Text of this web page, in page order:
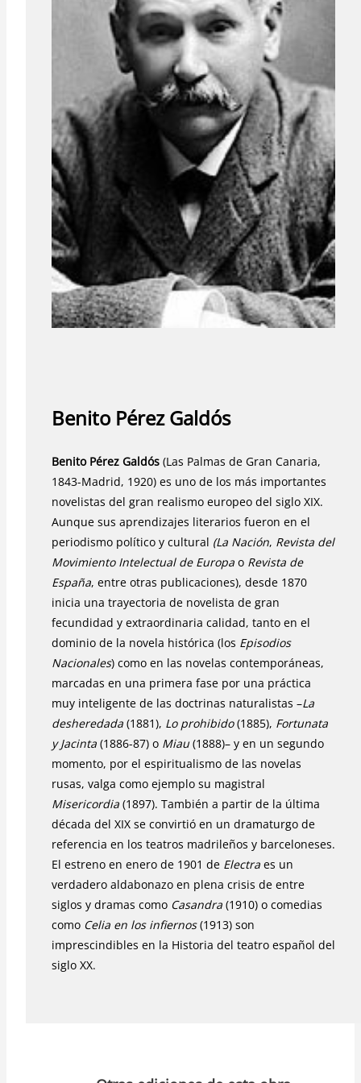
Benito Pérez Galdós
Benito Pérez Galdós (Las Palmas de Gran Canaria,
1843-Madrid, 1920) es uno de los más importantes
novelistas del gran realismo europeo del siglo XIX.
Aunque sus aprendizajes literarios fueron en el
periodismo político y cultural (La Nación, Revista del
Movimiento Intelectual de Europa o Revista de
España, entre otras publicaciones), desde 1870
inicia una trayectoria de novelista de gran
fecundidad y extraordinaria calidad, tanto en el
dominio de la novela histórica (los Episodios
Nacionales) como en las novelas contemporáneas,
marcadas en una primera fase por una práctica
muy inteligente de las doctrinas naturalistas –La
desheredada (1881), Lo prohibido(1885), Fortunata
y Jacinta (1886-87) o Miau(1888)– y en un segundo
momento, por el espiritualismo de las novelas
rusas, valga como ejemplo su magistral
Misericordia (1897). También a partir de la última
década del XIX se convirtió en un dramaturgo de
referencia en los teatros madrileños y barceloneses.
El estreno en enero de 1901 de Electra es un
verdadero aldabonazo en plena crisis de entre
siglos y dramas como Casandra (1910) o comedias
como Celia en los infiernos(1913) son
imprescindibles en la Historia del teatro español del
siglo XX.